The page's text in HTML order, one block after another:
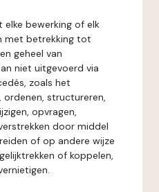
elke bewerking of elk
met betrekking tot
geheel van
niet uitgevoerd via
zoals het
ordenen, structureren,
opvragen,
door middel
of op andere wijze
of koppelen,